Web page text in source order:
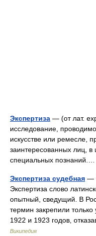
Экспертиза — (от лат.
исследование,
искусстве или ремесле,
заинтересованных лиц,
специальных
Экспертиза судебная —
Экспертиза слово
опытный, сведущий. В
термин закрепили
1922 и 1923 годов,
Википедия